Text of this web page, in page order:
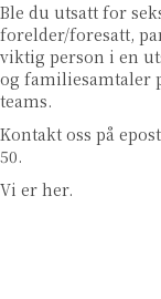
Ble du utsatt for
forelder/foresatt,
viktig person i en
og familiesamtaler
teams.
Kontakt oss på epost
50.
Vi er her.